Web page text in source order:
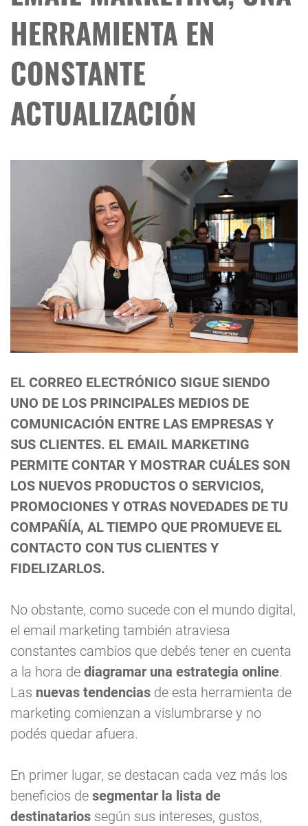
HERRAMIENTA EN
CONSTANTE
ACTUALIZACIÓN
EL CORREO ELECTRÓNICO SIGUE SIENDO
UNO DE LOS PRINCIPALES MEDIOS DE
COMUNICACIÓN ENTRE LAS EMPRESAS Y
SUS CLIENTES. EL EMAIL MARKETING
PERMITE CONTAR Y MOSTRAR CUÁLES SON
LOS NUEVOS PRODUCTOS O SERVICIOS,
PROMOCIONES Y OTRAS NOVEDADES DE TU
COMPAÑÍA, AL TIEMPO QUE PROMUEVE EL
CONTACTO CON TUS CLIENTES Y
FIDELIZARLOS.
No obstante, como sucede con el mundo digital,
el email marketing también atraviesa
constantes cambios que debés tener en cuenta
a la hora de diagramar una estrategia online.
Las nuevas tendencias de esta herramienta de
marketing comienzan a vislumbrarse y no
podés quedar afuera.
En primer lugar, se destacan cada vez más los
beneficios de segmentar la lista de
destinatarios según sus intereses, gustos,